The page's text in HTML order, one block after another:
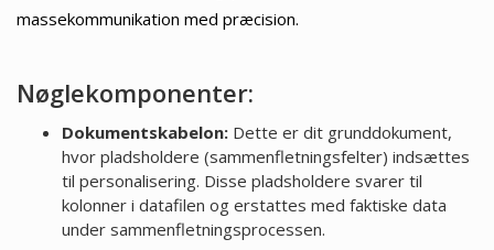
massekommunikation med præcision.
Nøglekomponenter:
Dokumentskabelon:Dette er dit grunddokument,
hvor pladsholdere (sammenfletningsfelter) indsættes
til personalisering. Disse pladsholdere svarer til
kolonner i datafilen og erstattes med faktiske data
under sammenfletningsprocessen.